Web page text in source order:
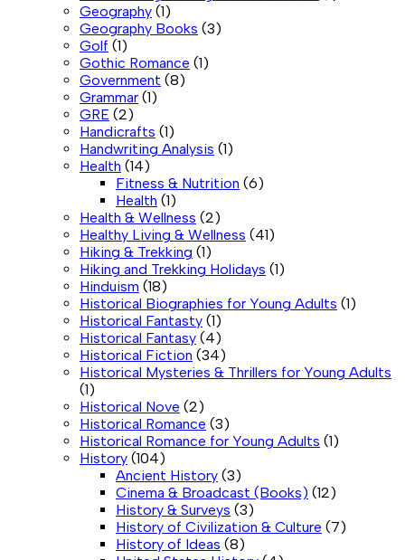
Geography (1)
Geography Books (3)
Golf (1)
Gothic Romance (1)
Government (8)
Grammar (1)
GRE (2)
Handicrafts (1)
Handwriting Analysis (1)
Health (14)
Fitness & Nutrition (6)
Health (1)
Health & Wellness (2)
Healthy Living & Wellness (41)
Hiking & Trekking (1)
Hiking and Trekking Holidays (1)
Hinduism (18)
Historical Biographies for Young Adults (1)
Historical Fantasty (1)
Historical Fantasy (4)
Historical Fiction (34)
Historical Mysteries & Thrillers for Young Adults
(1)
Historical Nove (2)
Historical Romance (3)
Historical Romance for Young Adults (1)
History (104)
Ancient History (3)
Cinema & Broadcast (Books) (12)
History & Surveys (3)
History of Civilization & Culture (7)
History of Ideas (8)